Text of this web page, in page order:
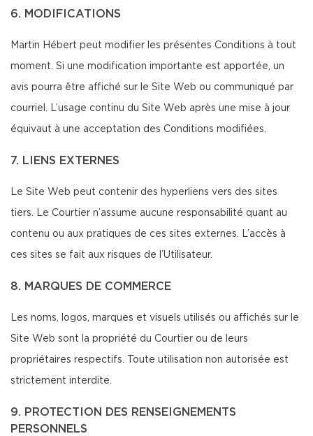
6. MODIFICATIONS
Martin Hébert peut modifier les présentes Conditions à tout
moment. Si une modification importante est apportée, un
avis pourra être affiché sur le Site Web ou communiqué par
courriel. L’usage continu du Site Web après une mise à jour
équivaut à une acceptation des Conditions modifiées.
7. LIENS EXTERNES
Le Site Web peut contenir des hyperliens vers des sites
tiers. Le Courtier n’assume aucune responsabilité quant au
contenu ou aux pratiques de ces sites externes. L’accès à
ces sites se fait aux risques de l’Utilisateur.
8. MARQUES DE COMMERCE
Les noms, logos, marques et visuels utilisés ou affichés sur le
Site Web sont la propriété du Courtier ou de leurs
propriétaires respectifs. Toute utilisation non autorisée est
strictement interdite.
9. PROTECTION DES RENSEIGNEMENTS
PERSONNELS